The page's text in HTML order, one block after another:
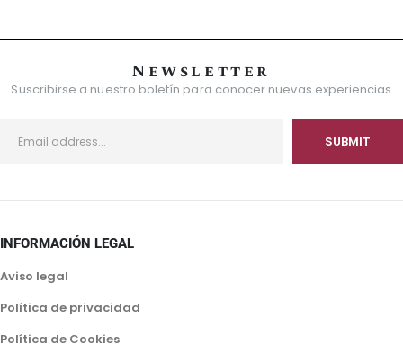
Newsletter
Suscribirse a nuestro boletín para conocer nuevas experiencias
INFORMACIÓN LEGAL
Aviso legal
Política de privacidad
Política de Cookies